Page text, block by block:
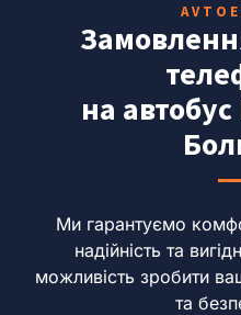
на
Ми гарантуємо
надійність та
можливість зробити
та